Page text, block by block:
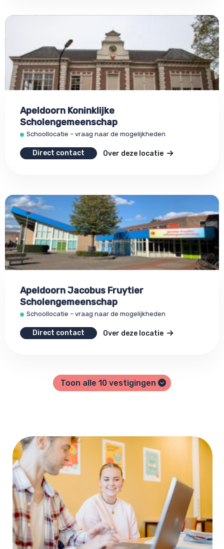
Apeldoorn Koninklijke
Scholengemeenschap
Schoollocatie – vraag naar de mogelijkheden
Direct contact Over deze locatie
Apeldoorn Jacobus Fruytier
Scholengemeenschap
Schoollocatie – vraag naar de mogelijkheden
Direct contact Over deze locatie
Toon alle 10 vestigingen